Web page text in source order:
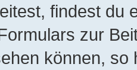
findest du
zur
können,